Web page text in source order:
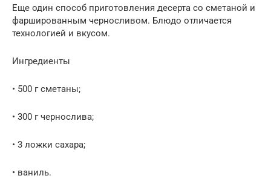
Еще один способ приготовления десерта со сметаной и
фаршированным черносливом. Блюдо отличается
технологией и вкусом.
Ингредиенты
• 500 г сметаны;
• 300 г чернослива;
• 3 ложки сахара;
• ваниль.